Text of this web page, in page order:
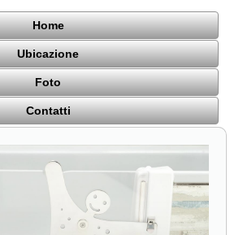
Home
Ubicazione
Foto
Contatti